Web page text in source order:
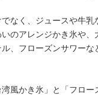
なく、ジュースや牛乳
のアレンジかき氷や、
、フローズンサワーな
風かき氷」と「フロー